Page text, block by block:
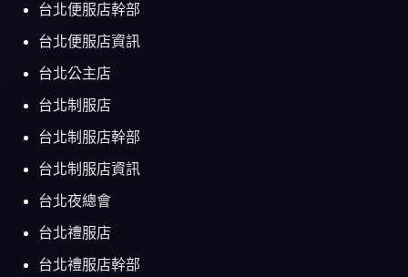
台北便服店幹部
台北便服店資訊
台北公主店
台北制服店
台北制服店幹部
台北制服店資訊
台北夜總會
台北禮服店
台北禮服店幹部